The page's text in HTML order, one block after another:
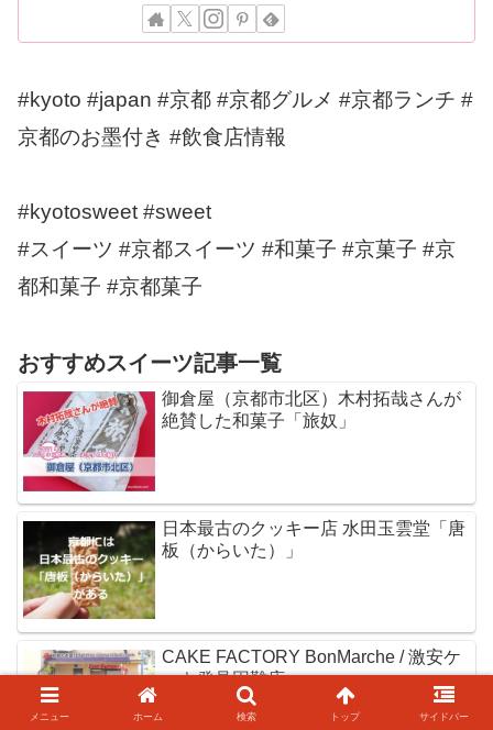
#kyoto #japan #京都 #京都グルメ #京都ランチ #
京都のお墨付き #飲食店情報
#kyotosweet #sweet
#スイーツ #京都スイーツ #和菓子 #京菓子 #京
都和菓子 #京都菓子
おすすめスイーツ記事一覧
御倉屋（京都市北区）木村拓哉さんが
絶賛した和菓子「旅奴」
日本最古のクッキー店 水田玉雲堂「唐
板（からいた）」
CAKE FACTORY BonMarche / 激安ケ
ーキ発見困難店
メニュー ホーム 検索 トップ サイドバー